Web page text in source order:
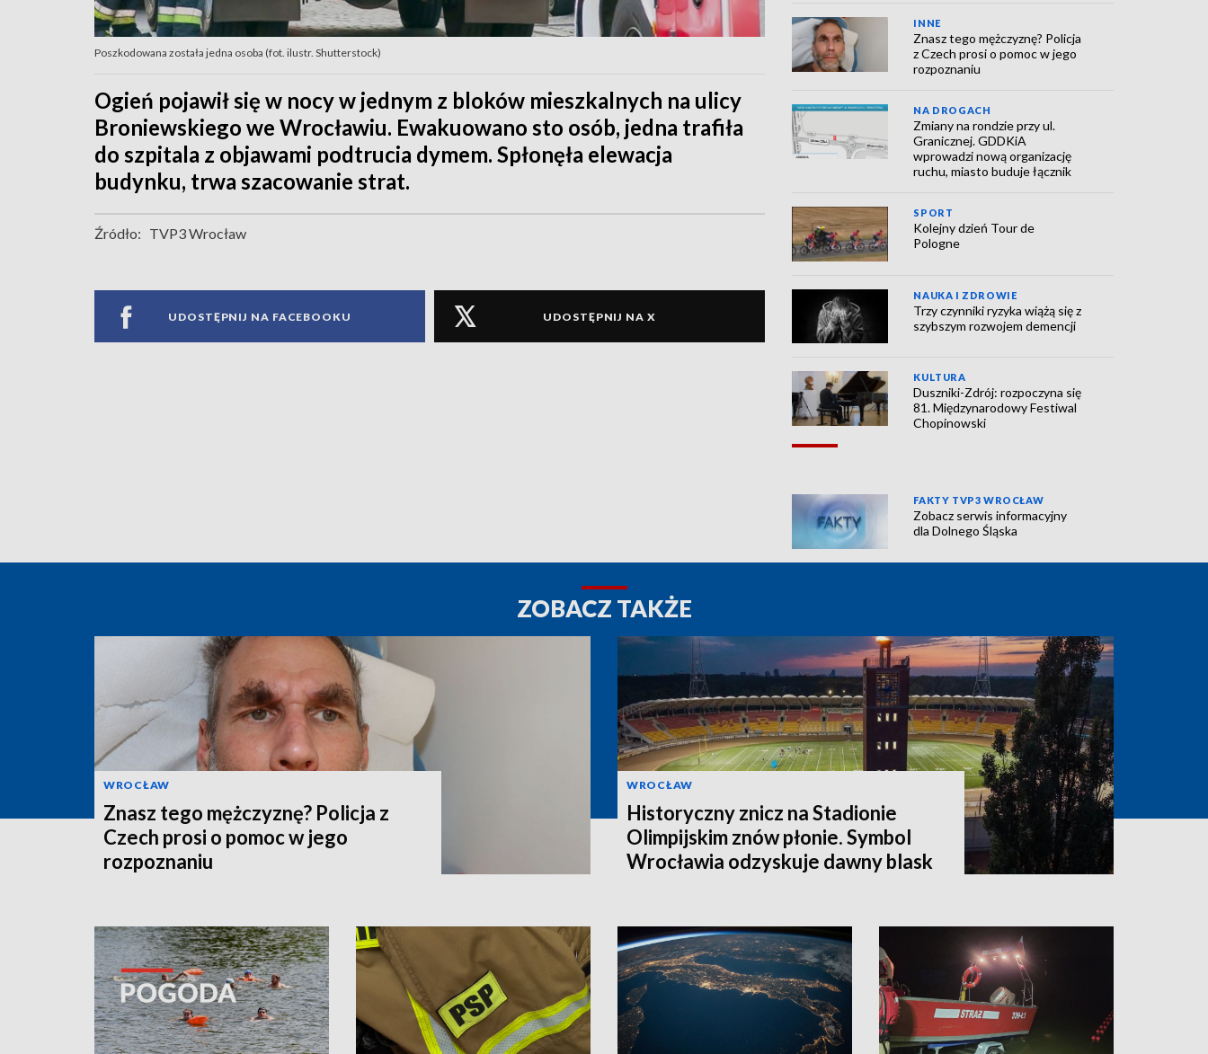
Poszkodowana została jedna osoba (fot. ilustr. Shutterstock)
Ogień pojawił się w nocy w jednym z bloków mieszkalnych na ulicy
Broniewskiego we Wrocławiu. Ewakuowano sto osób, jedna trafiła
do szpitala z objawami podtrucia dymem. Spłonęła elewacja
budynku, trwa szacowanie strat.
Źródło: TVP3 Wrocław
UDOSTĘPNIJ NA FACEBOOKU UDOSTĘPNIJ NA X
INNE
Znasz tego mężczyznę? Policja
z Czech prosi o pomoc w jego
rozpoznaniu
NA DROGACH
Zmiany na rondzie przy ul.
Granicznej. GDDKiA
wprowadzi nową organizację
ruchu, miasto buduje łącznik
SPORT
Kolejny dzień Tour de
Pologne
NAUKA I ZDROWIE
Trzy czynniki ryzyka wiążą się z
szybszym rozwojem demencji
KULTURA
Duszniki-Zdrój: rozpoczyna się
81. Międzynarodowy Festiwal
Chopinowski
FAKTY TVP3 WROCŁAW
Zobacz serwis informacyjny
dla Dolnego Śląska
ZOBACZ TAKŻE
WROCŁAW
Znasz tego mężczyznę? Policja z
Czech prosi o pomoc w jego
rozpoznaniu
WROCŁAW
Historyczny znicz na Stadionie
Olimpijskim znów płonie. Symbol
Wrocławia odzyskuje dawny blask